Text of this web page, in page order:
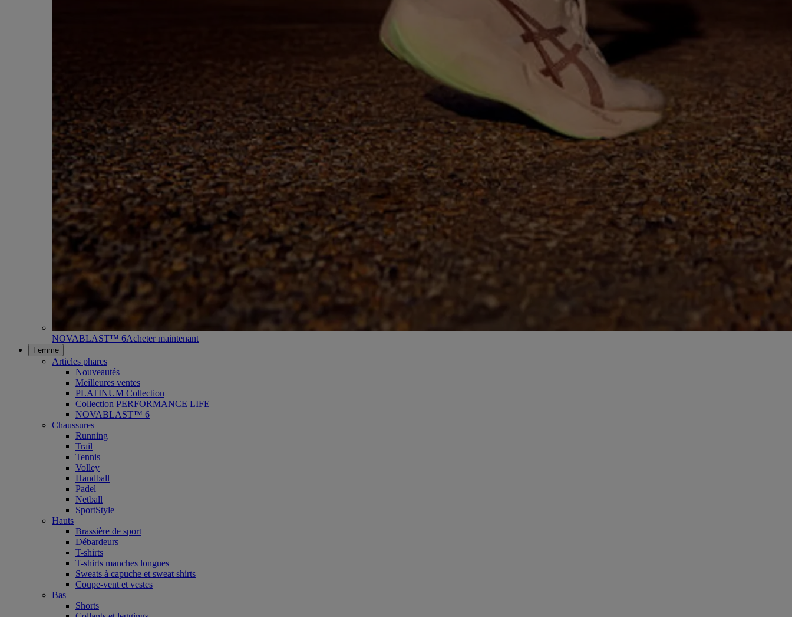
NOVABLAST™ 6Acheter maintenant
Femme
Articles phares
Nouveautés
Meilleures ventes
PLATINUM Collection
Collection PERFORMANCE LIFE
NOVABLAST™ 6
Chaussures
Running
Trail
Tennis
Volley
Handball
Padel
Netball
SportStyle
Hauts
Brassière de sport
Débardeurs
T-shirts
T-shirts manches longues
Sweats à capuche et sweat shirts
Coupe-vent et vestes
Bas
Shorts